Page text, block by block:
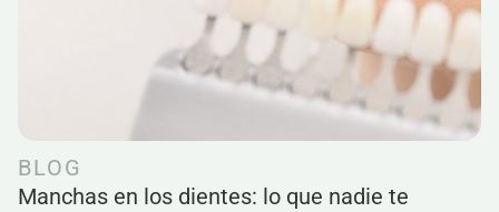
BLOG
Manchas en los dientes: lo que nadie te